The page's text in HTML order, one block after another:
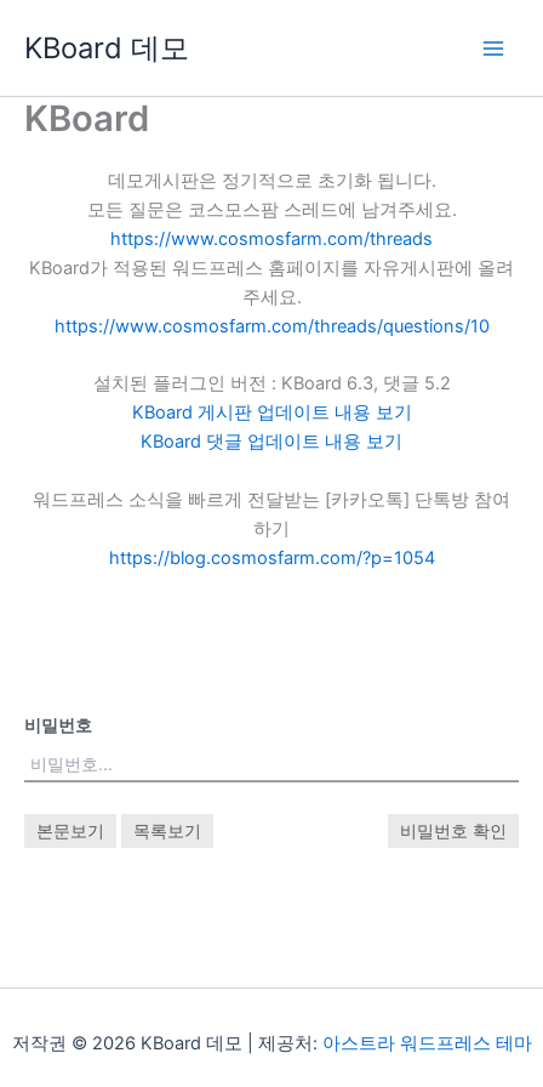
로
KBoard 데모
KBoard
데모게시판은 정기적으로 초기화 됩니다.
모든 질문은 코스모스팜 스레드에 남겨주세요.
https://www.cosmosfarm.com/threads
KBoard가 적용된 워드프레스 홈페이지를 자유게시판에 올려
주세요.
https://www.cosmosfarm.com/threads/questions/10
설치된 플러그인 버전 : KBoard 6.3, 댓글 5.2
KBoard 게시판 업데이트 내용 보기
KBoard 댓글 업데이트 내용 보기
워드프레스 소식을 빠르게 전달받는 [카카오톡] 단톡방 참여
하기
https://blog.cosmosfarm.com/?p=1054
비밀번호
본문보기 목록보기 비밀번호 확인
저작권 © 2026 KBoard 데모 | 제공처: 아스트라 워드프레스 테마